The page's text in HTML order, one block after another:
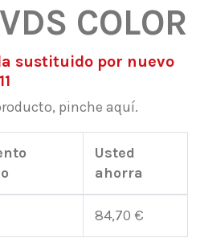
COLOR
sustituido por nuevo
pinche aquí.
Usted
ahorra
84,70 €